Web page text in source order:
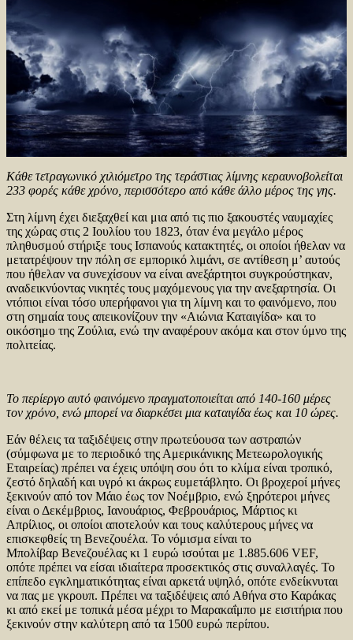
Κάθε τετραγωνικό χιλιόμετρο της τεράστιας λίμνης κεραυνοβολείται
233 φορές κάθε χρόνο, περισσότερο από κάθε άλλο μέρος της γης.
Στη λίμνη έχει διεξαχθεί και μια από τις πιο ξακουστές ναυμαχίες
της χώρας στις 2 Ιουλίου του 1823, όταν ένα μεγάλο μέρος
πληθυσμού στήριξε τους Ισπανούς κατακτητές, οι οποίοι ήθελαν να
μετατρέψουν την πόλη σε εμπορικό λιμάνι, σε αντίθεση μ’ αυτούς
που ήθελαν να συνεχίσουν να είναι ανεξάρτητοι συγκρούστηκαν,
αναδεικνύοντας νικητές τους μαχόμενους για την ανεξαρτησία. Οι
ντόπιοι είναι τόσο υπερήφανοι για τη λίμνη και το φαινόμενο, που
στη σημαία τους απεικονίζουν την «Αιώνια Καταιγίδα» και το
οικόσημο της Ζούλια, ενώ την αναφέρουν ακόμα και στον ύμνο της
πολιτείας.
Το περίεργο αυτό φαινόμενο πραγματοποιείται από 140-160 μέρες
τον χρόνο, ενώ μπορεί να διαρκέσει μια καταιγίδα έως και 10 ώρες.
Εάν θέλεις τα ταξιδέψεις στην πρωτεύουσα των αστραπών
(σύμφωνα με το περιοδικό της Αμερικάνικης Μετεωρολογικής
Εταιρείας) πρέπει να έχεις υπόψη σου ότι το κλίμα είναι τροπικό,
ζεστό δηλαδή και υγρό κι άκρως ευμετάβλητο. Οι βροχεροί μήνες
ξεκινούν από τον Μάιο έως τον Νοέμβριο, ενώ ξηρότεροι μήνες
είναι ο Δεκέμβριος, Ιανουάριος, Φεβρουάριος, Μάρτιος κι
Απρίλιος, οι οποίοι αποτελούν και τους καλύτερους μήνες να
επισκεφθείς τη Βενεζουέλα. Το νόμισμα είναι το
Μπολίβαρ Βενεζουέλας κι 1 ευρώ ισούται με 1.885.606 VEF,
οπότε πρέπει να είσαι ιδιαίτερα προσεκτικός στις συναλλαγές. Το
επίπεδο εγκληματικότητας είναι αρκετά υψηλό, οπότε ενδείκνυται
να πας με γκρουπ. Πρέπει να ταξιδέψεις από Αθήνα στο Καράκας
κι από εκεί με τοπικά μέσα μέχρι το Μαρακαΐμπο με εισιτήρια που
ξεκινούν στην καλύτερη από τα 1500 ευρώ περίπου.